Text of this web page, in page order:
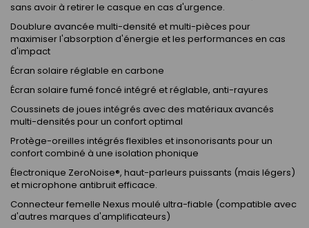
sans avoir à retirer le casque en cas d'urgence.
Doublure avancée multi-densité et multi-pièces pour
maximiser l'absorption d'énergie et les performances en cas
d'impact
Écran solaire réglable en carbone
Écran solaire fumé foncé intégré et réglable, anti-rayures
Coussinets de joues intégrés avec des matériaux avancés
multi-densités pour un confort optimal
Protège-oreilles intégrés flexibles et insonorisants pour un
confort combiné à une isolation phonique
Électronique ZeroNoise®, haut-parleurs puissants (mais légers)
et microphone antibruit efficace.
Connecteur femelle Nexus moulé ultra-fiable (compatible avec
d'autres marques d'amplificateurs)